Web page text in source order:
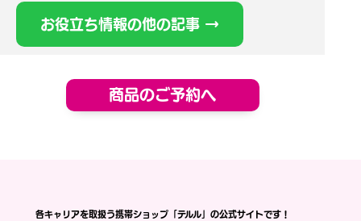
お役立ち情報の他の記事 →
商品のご予約へ
各キャリアを取扱う携帯ショップ「テルル」の公式サイトです！